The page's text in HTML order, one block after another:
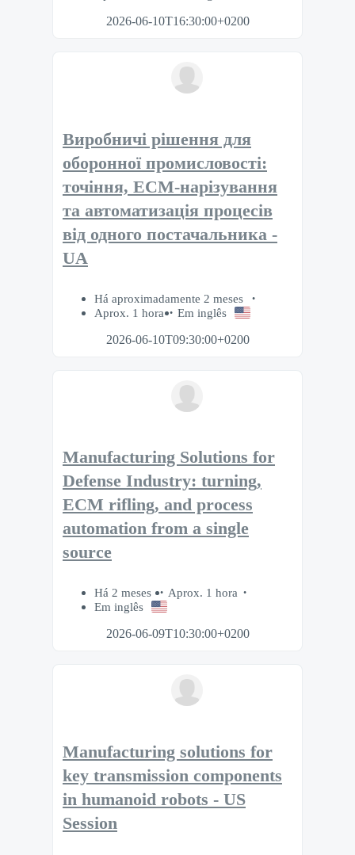
2026-06-10T16:30:00+0200
Виробничі рішення для
оборонної промисловості:
точіння, ECM-нарізування
та автоматизація процесів
від одного постачальника -
UA
Há aproximadamente 2 meses
Aprox. 1 hora
Em inglês
2026-06-10T09:30:00+0200
Manufacturing Solutions for
Defense Industry: turning,
ECM rifling, and process
automation from a single
source
Há 2 meses
Aprox. 1 hora
Em inglês
2026-06-09T10:30:00+0200
Manufacturing solutions for
key transmission components
in humanoid robots - US
Session